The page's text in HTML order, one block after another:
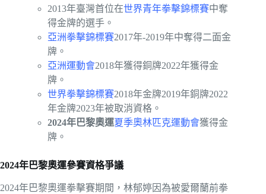
2013年臺灣首位在世界青年拳擊錦標賽中奪
得金牌的選手。
亞洲拳擊錦標賽2017年-2019年中奪得二面金
牌。
亞洲運動會2018年獲得銅牌2022年獲得金
牌。
世界拳擊錦標賽2018年金牌2019年銅牌2022
年金牌2023年被取消資格。
2024年巴黎奧運夏季奧林匹克運動會獲得金
牌。
2024年巴黎奧運參賽資格爭議
2024年巴黎奧運拳擊賽期間，林郁婷因為被愛爾蘭前拳